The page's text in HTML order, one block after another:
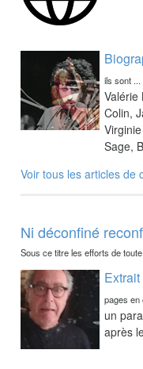
ils sont ...
Valérie
Colin,
Sage,
Voir tous les articles de
Ni déconfiné
Sous ce titre les efforts de
Extrait
pages en
un
après